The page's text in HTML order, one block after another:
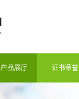
产品展厅 证书荣誉